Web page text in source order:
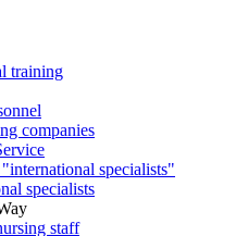
training
companies
specialists"
specialists
staff